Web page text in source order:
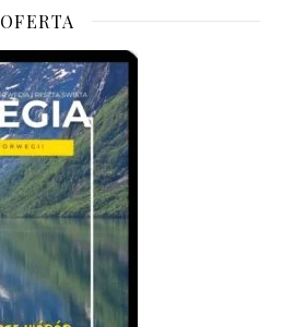
OFERTA